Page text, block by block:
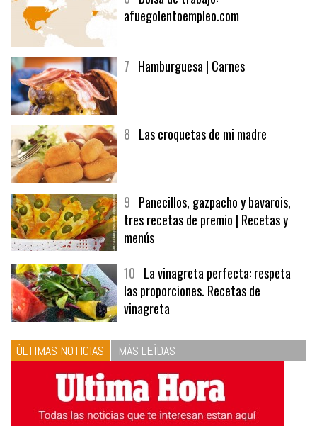
afuegolentoempleo.com
7 Hamburguesa | Carnes
8 Las croquetas de mi madre
9 Panecillos, gazpacho y bavarois,
tres recetas de premio | Recetas y
menús
10 La vinagreta perfecta: respeta
las proporciones. Recetas de
vinagreta
ÚLTIMAS NOTICIAS MÁS LEÍDAS